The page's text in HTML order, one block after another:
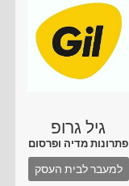
גיל גרופ
פתרונות מדיה ופרסום
למעבר לבית העסק